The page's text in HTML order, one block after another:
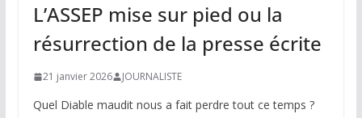
L’ASSEP mise sur pied ou la
résurrection de la presse écrite
21 janvier 2026 JOURNALISTE
Quel Diable maudit nous a fait perdre tout ce temps ?